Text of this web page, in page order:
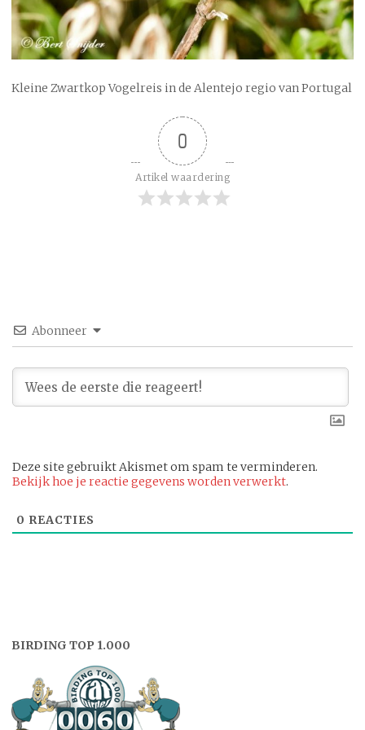
Kleine Zwartkop Vogelreis in de Alentejo regio van Portugal
0
Artikel waardering
Abonneer
Deze site gebruikt Akismet om spam te verminderen.
Bekijk hoe je reactie gegevens worden verwerkt.
0 REACTIES
BIRDING TOP 1.000